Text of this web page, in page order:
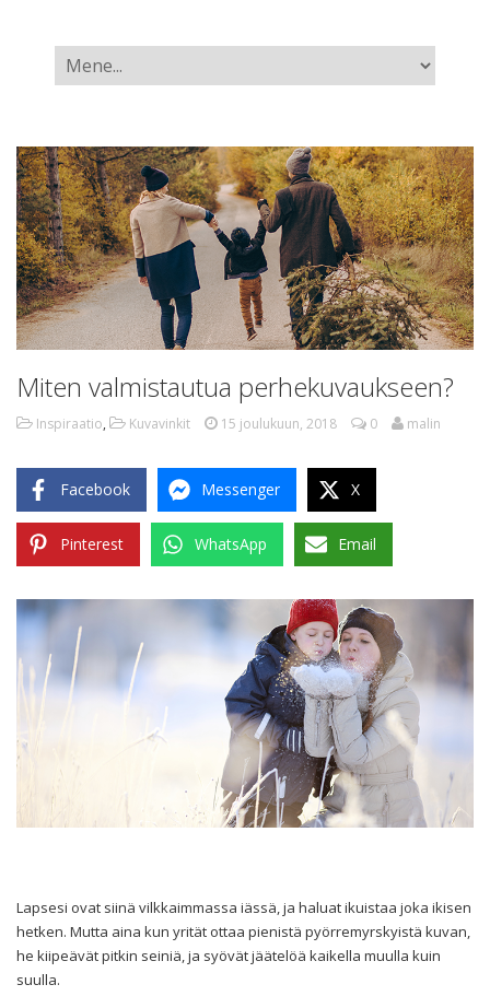
Miten valmistautua perhekuvaukseen?
Inspiraatio, Kuvavinkit 15 joulukuun, 2018 0 malin
Facebook Messenger X
Pinterest WhatsApp Email
Lapsesi ovat siinä vilkkaimmassa iässä, ja haluat ikuistaa joka ikisen
hetken. Mutta aina kun yrität ottaa pienistä pyörremyrskyistä kuvan,
he kiipeävät pitkin seiniä, ja syövät jäätelöä kaikella muulla kuin
suulla.